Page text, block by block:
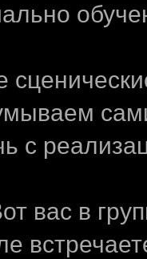
с
вас в